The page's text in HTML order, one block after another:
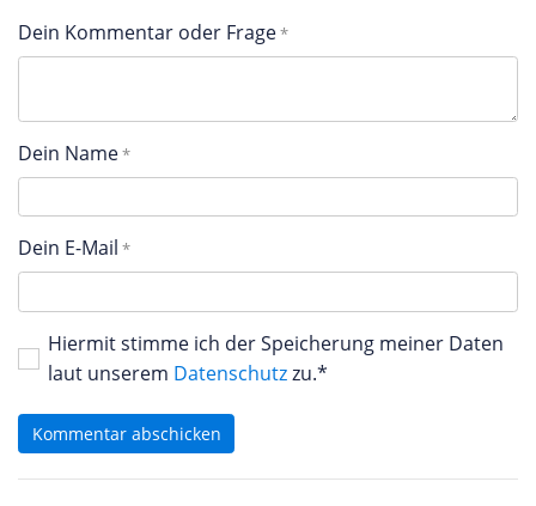
Dein Kommentar oder Frage
Dein Name
Dein E-Mail
Hiermit stimme ich der Speicherung meiner Daten
laut unserem Datenschutzzu.*
Kommentar abschicken